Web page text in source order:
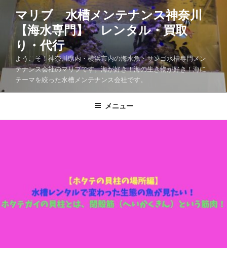
マリブ 水槽メンテナンス神奈川
【海水専門】 レンタル・買取
り・代行
ようこそ！神奈川県内・横浜市内の海水魚・サンゴ水槽専門メン
テナンス会社のマリブです。海が好き！海の生き物が好き！海に
テーマを絞った水槽メンテナンス会社です。
メニュー